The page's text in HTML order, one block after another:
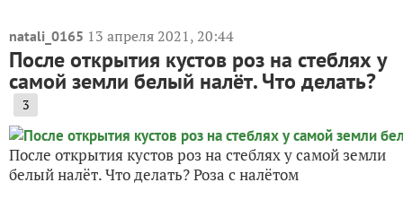
natali_0165 13 апреля 2021, 20:44
После открытия кустов роз на стеблях у
самой земли белый налёт. Что делать?
3
После открытия кустов роз на стеблях у самой земли
белый налёт. Что делать? Роза с налётом